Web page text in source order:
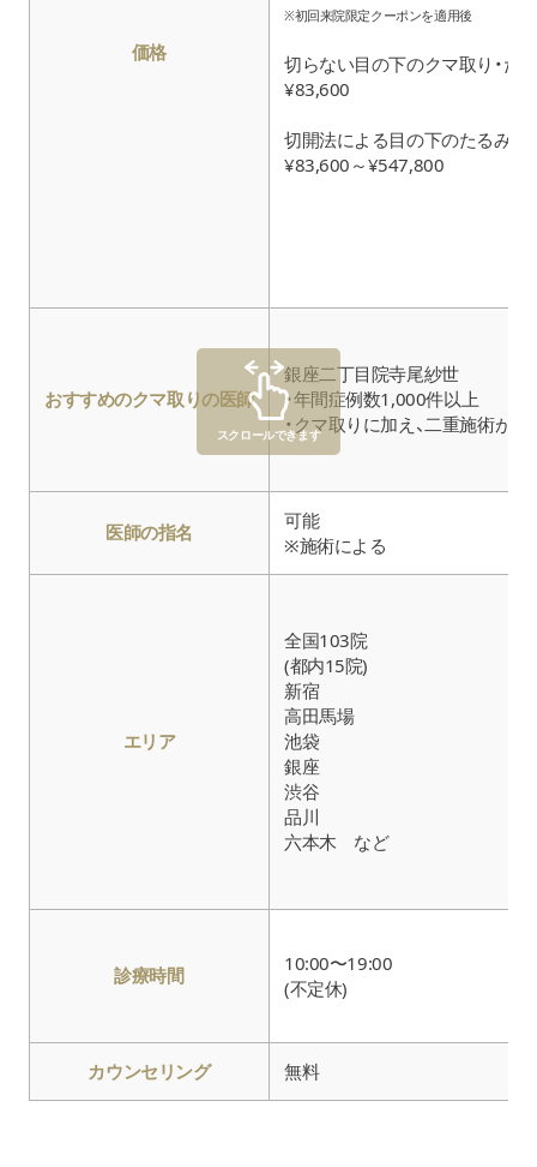
価格
※初回来院限定クーポンを適用後
切らない目の下のクマ取り・た
¥83,600
切開法による目の下のたるみ取
¥83,600～¥547,800
おすすめのクマ取りの医師
銀座二丁目院寺尾紗世
・年間症例数1,000件以上
・クマ取りに加え、二重施術が得
医師の指名
可能
※施術による
エリア
全国103院
(都内15院)
新宿
高田馬場
池袋
銀座
渋谷
品川
六本木 など
診療時間
10:00〜19:00
(不定休)
カウンセリング 無料
スクロールできます